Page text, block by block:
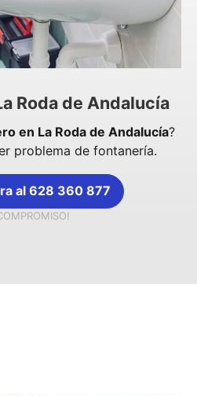
Roda de Andalucía
en La Roda de Andalucía?
problema de fontanería.
al 628 360 877